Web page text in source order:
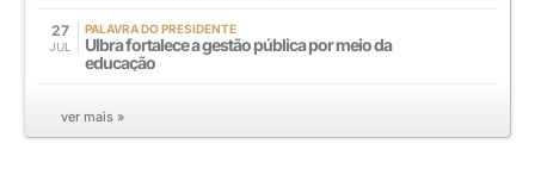
27
JUL
PALAVRA DO PRESIDENTE
Ulbra fortalece a gestão pública por meio da
educação
ver mais »